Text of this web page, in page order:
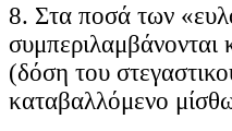
8. Στα ποσά των
συμπεριλαμβάνονται
(δόση του
καταβαλλόμενο